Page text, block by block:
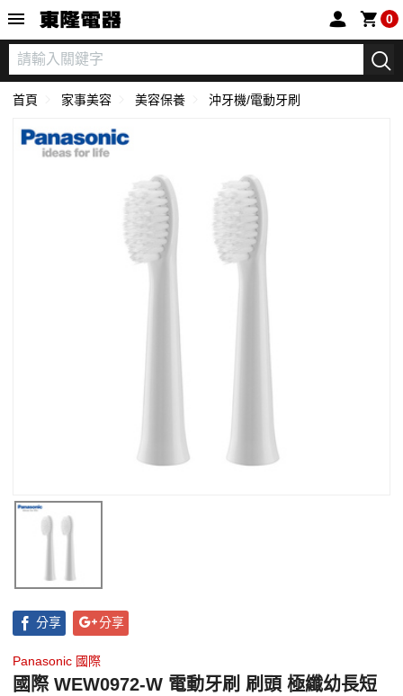
0
首頁 家事美容 美容保養 沖牙機/電動牙刷
分享 分享
Panasonic 國際
國際 WEW0972-W 電動牙刷 刷頭 極纖幼長短